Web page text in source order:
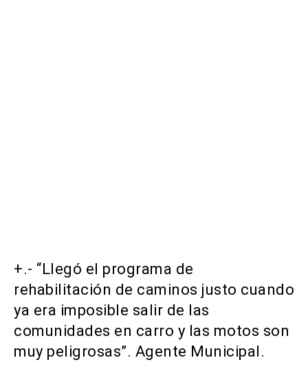
+.- “Llegó el programa de
rehabilitación de caminos justo cuando
ya era imposible salir de las
comunidades en carro y las motos son
muy peligrosas”. Agente Municipal.